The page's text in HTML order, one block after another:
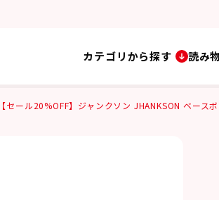
カテゴリから探す 読み物
【セール20%OFF】ジャンクソン JHANKSON ベー